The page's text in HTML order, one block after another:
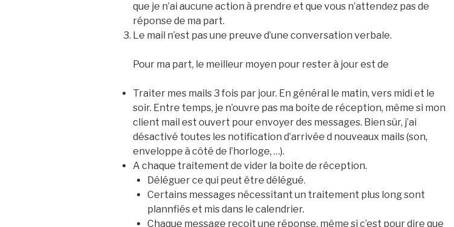
que je n’ai aucune action à prendre et que vous n’attendez pas de
réponse de ma part.
Le mail n’est pas une preuve d’une conversation verbale.
Pour ma part, le meilleur moyen pour rester à jour est de
Traiter mes mails 3 fois par jour. En général le matin, vers midi et le
soir. Entre temps, je n’ouvre pas ma boite de réception, même si mon
client mail est ouvert pour envoyer des messages. Bien sûr, j’ai
désactivé toutes les notification d’arrivée d nouveaux mails (son,
enveloppe à côté de l’horloge, …).
A chaque traitement de vider la boite de réception.
Déléguer ce qui peut être délégué.
Certains messages nécessitant un traitement plus long sont
plannfiés et mis dans le calendrier.
Chaque message reçoit une réponse, même si c’est pour dire que